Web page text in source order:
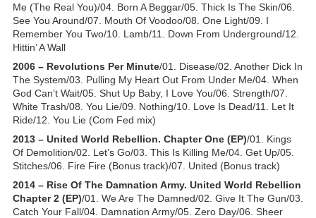
Me (The Real You)/04. Born A Beggar/05. Thick Is The Skin/06.
See You Around/07. Mouth Of Voodoo/08. One Light/09. I
Remember You Two/10. Lamb/11. Down From Underground/12.
Hittin’ A Wall
2006 – Revolutions Per Minute/01. Disease/02. Another Dick In
The System/03. Pulling My Heart Out From Under Me/04. When
God Can’t Wait/05. Shut Up Baby, I Love You/06. Strength/07.
White Trash/08. You Lie/09. Nothing/10. Love Is Dead/11. Let It
Ride/12. You Lie (Com Fed mix)
2013 – United World Rebellion. Chapter One (EP)/01. Kings
Of Demolition/02. Let’s Go/03. This Is Killing Me/04. Get Up/05.
Stitches/06. Fire Fire (Bonus track)/07. United (Bonus track)
2014 – Rise Of The Damnation Army. United World Rebellion
Chapter 2 (EP)/01. We Are The Damned/02. Give It The Gun/03.
Catch Your Fall/04. Damnation Army/05. Zero Day/06. Sheer